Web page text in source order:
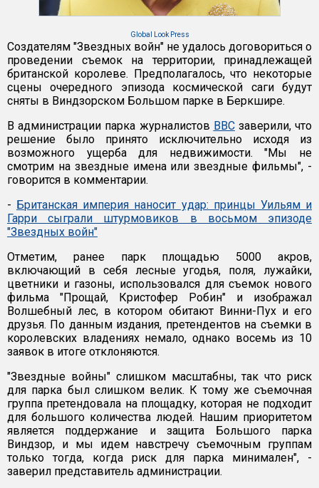
Global Look Press
Создателям "Звездных войн" не удалось договориться о
проведении съемок на территории, принадлежащей
британской королеве. Предполагалось, что некоторые
сцены очередного эпизода космической саги будут
сняты в Виндзорском Большом парке в Беркшире.
В администрации парка журналистов BBCзаверили, что
решение было принято исключительно исходя из
возможного ущерба для недвижимости. "Мы не
смотрим на звездные имена или звездные фильмы", -
говорится в комментарии.
- Британская империя наносит удар: принцы Уильям и
Гарри сыграли штурмовиков в восьмом эпизоде
"Звездных войн"
Отметим, ранее парк площадью 5000 акров,
включающий в себя лесные угодья, поля, лужайки,
цветники и газоны, использовался для съемок нового
фильма "Прощай, Кристофер Робин" и изображал
Волшебный лес, в котором обитают Винни-Пух и его
друзья. По данным издания, претендентов на съемки в
королевских владениях немало, однако восемь из 10
заявок в итоге отклоняются.
"Звездные войны" слишком масштабны, так что риск
для парка был слишком велик. К тому же съемочная
группа претендовала на площадку, которая не подходит
для большого количества людей. Нашим приоритетом
является поддержание и защита Большого парка
Виндзор, и мы идем навстречу съемочным группам
только тогда, когда риск для парка минимален", -
заверил представитель администрации.